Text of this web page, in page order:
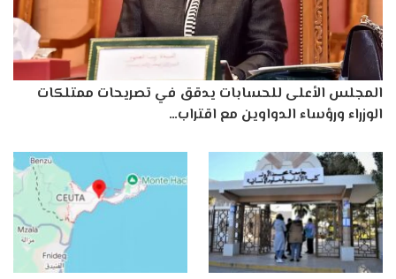
المجلس الأعلى للحسابات يدقق في تصريحات ممتلكات
الوزراء ورؤساء الدواوين مع اقتراب…